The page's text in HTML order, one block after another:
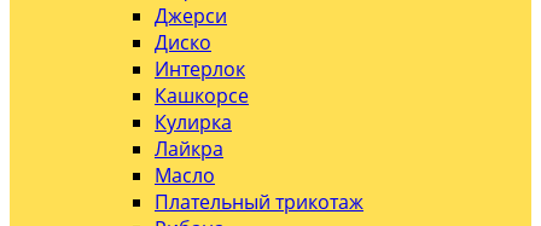
Джерси
Диско
Интерлок
Кашкорсе
Кулирка
Лайкра
Масло
Плательный трикотаж